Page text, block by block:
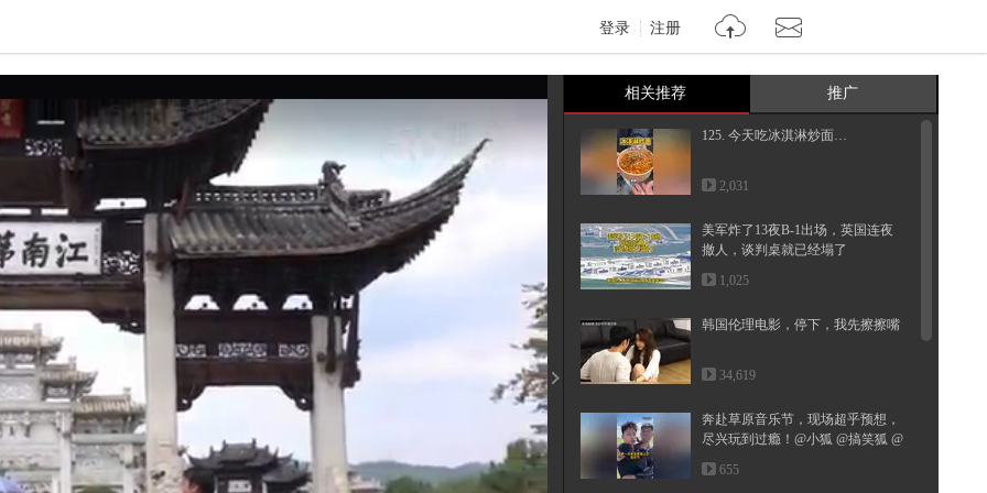
登录 注册
饱和度 100
相关推荐 推广
125. 今天吃冰淇淋炒面…
2,031
美军炸了13夜B-1出场，英国连夜
撤人，谈判桌就已经塌了
1,025
韩国伦理电影，停下，我先擦擦嘴
34,619
奔赴草原音乐节，现场超乎预想，
尽兴玩到过瘾！@小狐 @搞笑狐 @
张...
655